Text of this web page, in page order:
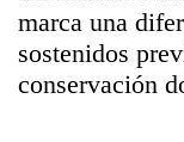
marca una
sostenidos
conservación